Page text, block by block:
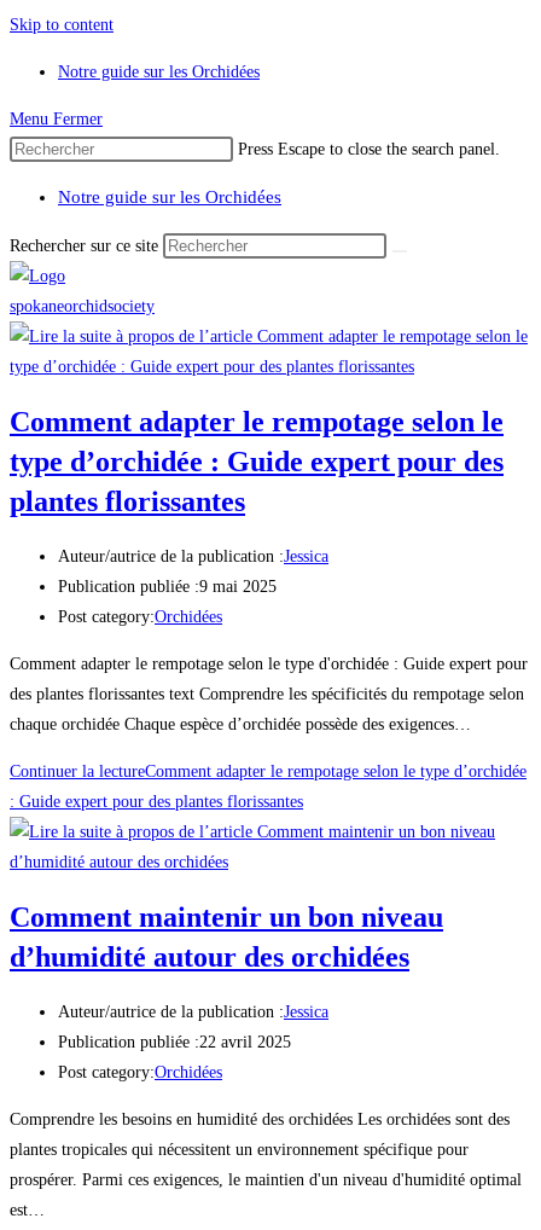
Skip to content
Notre guide sur les Orchidées
Menu Fermer
Press Escape to close the search panel.
Notre guide sur les Orchidées
Rechercher sur ce site
Comment adapter le rempotage selon le
type d’orchidée : Guide expert pour des
plantes florissantes
Auteur/autrice de la publication :Jessica
Publication publiée :9 mai 2025
Post category:Orchidées
Comment adapter le rempotage selon le type d'orchidée : Guide expert pour
des plantes florissantes text Comprendre les spécificités du rempotage selon
chaque orchidée Chaque espèce d’orchidée possède des exigences…
Continuer la lectureComment adapter le rempotage selon le type d’orchidée
: Guide expert pour des plantes florissantes
Comment maintenir un bon niveau
d’humidité autour des orchidées
Auteur/autrice de la publication :Jessica
Publication publiée :22 avril 2025
Post category:Orchidées
Comprendre les besoins en humidité des orchidées Les orchidées sont des
plantes tropicales qui nécessitent un environnement spécifique pour
prospérer. Parmi ces exigences, le maintien d'un niveau d'humidité optimal
est…